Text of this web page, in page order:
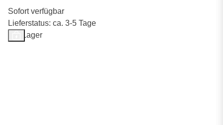
Sofort verfügbar
Lieferstatus: ca. 3-5 Tage
Auf Lager